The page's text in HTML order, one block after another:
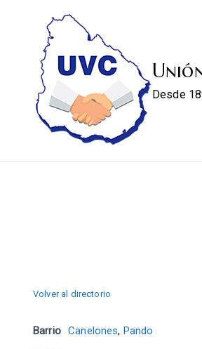
Desde
Volver al directorio
Barrio Canelones, Pando